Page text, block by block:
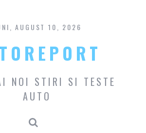
content
AUGUST 10, 2026
NOI STIRI SI TESTE
AUTO